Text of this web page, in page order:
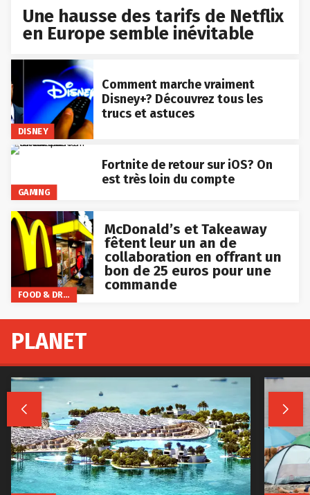
Une hausse des tarifs de Netflix
en Europe semble inévitable
DISNEY
Comment marche vraiment
Disney+? Découvrez tous les
trucs et astuces
GAMING
Fortnite de retour sur iOS? On
est très loin du compte
FOOD & DRINKS
McDonald’s et Takeaway
fêtent leur un an de
collaboration en offrant un
bon de 25 euros pour une
commande
PLANET
 